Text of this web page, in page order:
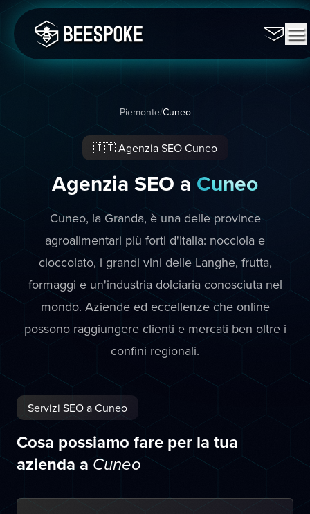
Piemonte/Cuneo
🇮🇹 Agenzia SEO Cuneo
Agenzia SEO a Cuneo
Cuneo, la Granda, è una delle province
agroalimentari più forti d'Italia: nocciola e
cioccolato, i grandi vini delle Langhe, frutta,
formaggi e un'industria dolciaria conosciuta nel
mondo. Aziende ed eccellenze che online
possono raggiungere clienti e mercati ben oltre i
confini regionali.
Servizi SEO a Cuneo
Cosa possiamo fare per la tua
azienda a Cuneo